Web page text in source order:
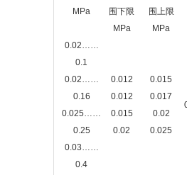
MPa
围下限
MPa
围上限
MPa
0.02……
0.1
0.02……
0.16
0.025……
0.25
0.03……
0.4
0.012
0.012
0.015
0.02
0.015
0.017
0.02
0.025